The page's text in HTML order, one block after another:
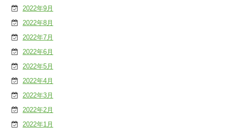
2022年9月
2022年8月
2022年7月
2022年6月
2022年5月
2022年4月
2022年3月
2022年2月
2022年1月